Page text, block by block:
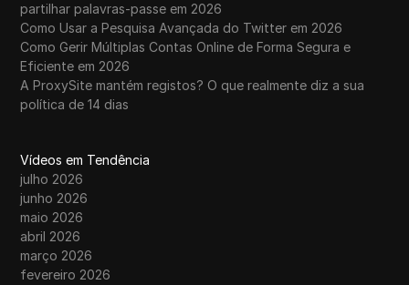
partilhar palavras-passe em 2026
Como Usar a Pesquisa Avançada do Twitter em 2026
Como Gerir Múltiplas Contas Online de Forma Segura e
Eficiente em 2026
A ProxySite mantém registos? O que realmente diz a sua
política de 14 dias
Vídeos em Tendência
julho 2026
junho 2026
maio 2026
abril 2026
março 2026
fevereiro 2026